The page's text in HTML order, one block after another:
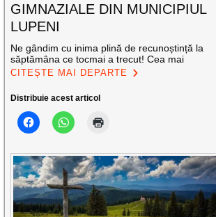
GIMNAZIALE DIN MUNICIPIUL
LUPENI
Ne gândim cu inima plină de recunoștință la
săptămâna ce tocmai a trecut! Cea mai
CITEȘTE MAI DEPARTE
Distribuie acest articol